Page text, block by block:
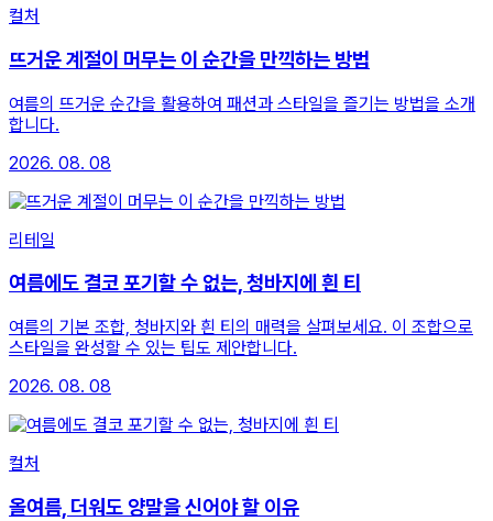
컬처
뜨거운 계절이 머무는 이 순간을 만끽하는 방법
여름의 뜨거운 순간을 활용하여 패션과 스타일을 즐기는 방법을 소개
합니다.
2026. 08. 08
리테일
여름에도 결코 포기할 수 없는, 청바지에 흰 티
여름의 기본 조합, 청바지와 흰 티의 매력을 살펴보세요. 이 조합으로
스타일을 완성할 수 있는 팁도 제안합니다.
2026. 08. 08
컬처
올여름, 더워도 양말을 신어야 할 이유